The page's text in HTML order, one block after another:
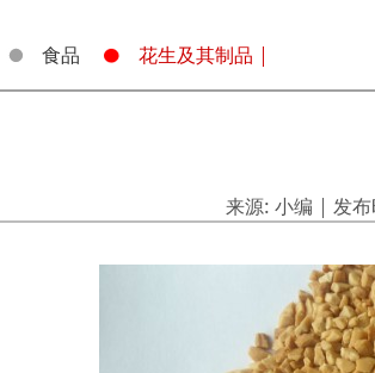
食品 花生及其制品 |
来源: 小编 | 发